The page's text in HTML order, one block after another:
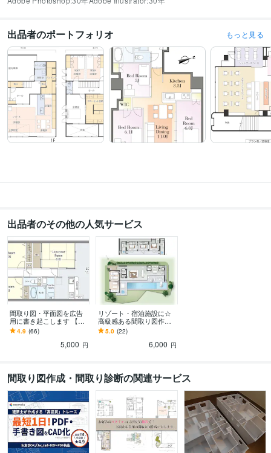
出品者のポートフォリオ もっと見る
出品者のその他の人気サービス
間取り図・平面図を広告
用に書き起こします 【ク
ールでシンプル】デザイ
ナーズ・リノベーション
4.9 (66)
5,000 円
リゾート・宿泊施設に☆
高級感ある間取り図作り
ます アート系グラフィッ
クデザイナーが作成!
5.0 (22)
6,000 円
間取り図作成・間取り診断の関連サービス